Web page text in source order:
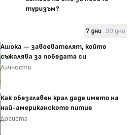
туризъм?
7 дни 30 дни
Ашока — завоевателят, който
съжалява за победата си
Личности
Как обезглавен крал даде името на
най-американското питие
Досиета